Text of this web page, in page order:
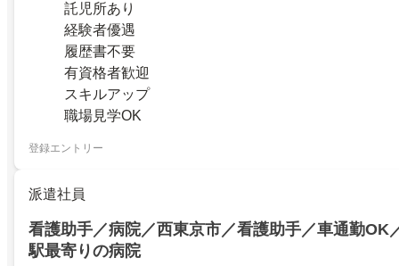
託児所あり
経験者優遇
履歴書不要
有資格者歓迎
スキルアップ
職場見学OK
登録エントリー
派遣社員
看護助手／病院／西東京市／看護助手／車通勤OK
駅最寄りの病院